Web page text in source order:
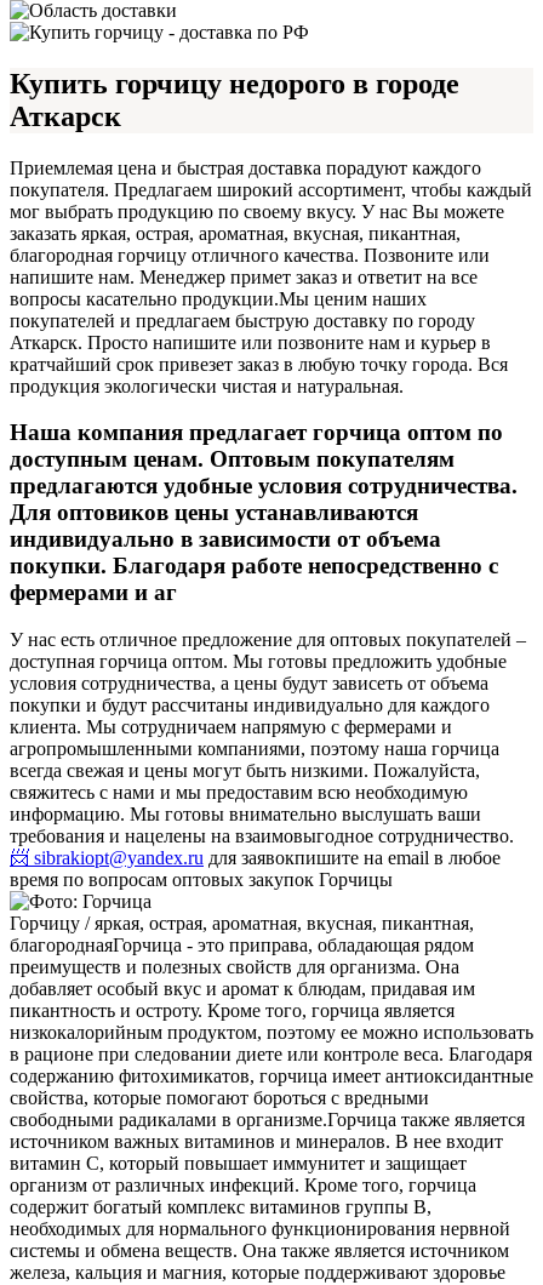
Купить горчицу недорого в городе
Аткарск
Приемлемая цена и быстрая доставка порадуют каждого
покупателя. Предлагаем широкий ассортимент, чтобы каждый
мог выбрать продукцию по своему вкусу. У нас Вы можете
заказать яркая, острая, ароматная, вкусная, пикантная,
благородная горчицу отличного качества. Позвоните или
напишите нам. Менеджер примет заказ и ответит на все
вопросы касательно продукции.Мы ценим наших
покупателей и предлагаем быструю доставку по городу
Аткарск. Просто напишите или позвоните нам и курьер в
кратчайший срок привезет заказ в любую точку города. Вся
продукция экологически чистая и натуральная.
Наша компания предлагает горчица оптом по
доступным ценам. Оптовым покупателям
предлагаются удобные условия сотрудничества.
Для оптовиков цены устанавливаются
индивидуально в зависимости от объема
покупки. Благодаря работе непосредственно с
фермерами и аг
У нас есть отличное предложение для оптовых покупателей –
доступная горчица оптом. Мы готовы предложить удобные
условия сотрудничества, а цены будут зависеть от объема
покупки и будут рассчитаны индивидуально для каждого
клиента. Мы сотрудничаем напрямую с фермерами и
агропромышленными компаниями, поэтому наша горчица
всегда свежая и цены могут быть низкими. Пожалуйста,
свяжитесь с нами и мы предоставим всю необходимую
информацию. Мы готовы внимательно выслушать ваши
требования и нацелены на взаимовыгодное сотрудничество.
📨 sibrakiopt@yandex.ru для заявокпишите на email в любое
время по вопросам оптовых закупок Горчицы
Горчицу / яркая, острая, ароматная, вкусная, пикантная,
благороднаяГорчица - это приправа, обладающая рядом
преимуществ и полезных свойств для организма. Она
добавляет особый вкус и аромат к блюдам, придавая им
пикантность и остроту. Кроме того, горчица является
низкокалорийным продуктом, поэтому ее можно использовать
в рационе при следовании диете или контроле веса. Благодаря
содержанию фитохимикатов, горчица имеет антиоксидантные
свойства, которые помогают бороться с вредными
свободными радикалами в организме.Горчица также является
источником важных витаминов и минералов. В нее входит
витамин С, который повышает иммунитет и защищает
организм от различных инфекций. Кроме того, горчица
содержит богатый комплекс витаминов группы В,
необходимых для нормального функционирования нервной
системы и обмена веществ. Она также является источником
железа, кальция и магния, которые поддерживают здоровье